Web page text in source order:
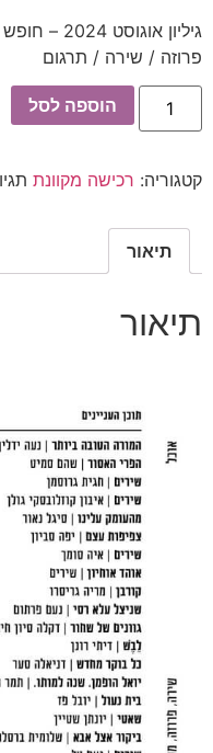
גיליון אוגוסט 2024 – חופש
פרוזה / שירה / תרגום
כמות
מאזניים
אוגוסט
אוכל
הוספה לסל
קטגוריה: רכישה מקוונת
תיאור
תיאור